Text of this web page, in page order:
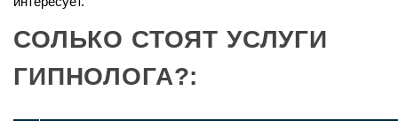
СОЛЬКО СТОЯТ УСЛУГИ
ГИПНОЛОГА?: